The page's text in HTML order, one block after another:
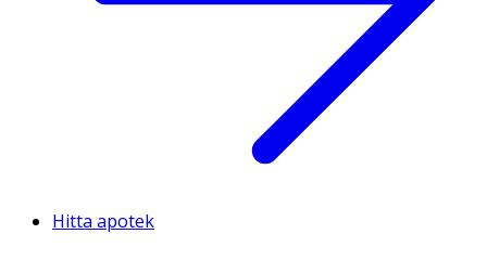
Hitta apotek